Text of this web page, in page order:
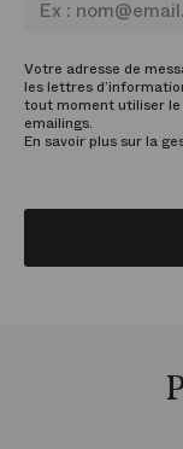
Votre adresse de
les lettres
tout moment utiliser le
emailings.
En savoir plus sur la